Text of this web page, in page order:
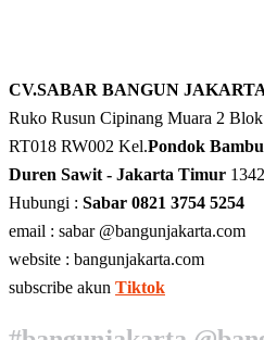
CV.SABAR BANGUN
Ruko Rusun Cipinang Muara 2
RT018 RW002 Kel.Pondok Bambu
Duren Sawit - Jakarta Timur
Hubungi : Sabar 0821 3754 5254
email : sabar @bangunjakarta.com
website : bangunjakarta.com
subscribe akun Tiktok